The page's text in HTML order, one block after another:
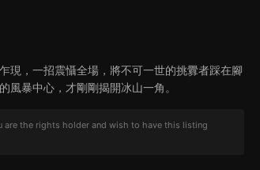
現，一招震懾全場，將不可一世的挑釁者踩在腳
暴中心，才剛剛揭開冰山一角。
are the rights holder and wish to have this listing